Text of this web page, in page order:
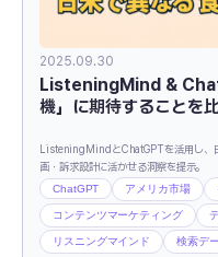
2025.09.30
ListeningMind &
機」に期待することを
ListeningMindとChatGPTを活用し、
画・訴求設計に活かせる洞察を提示。
ChatGPT アメリカ市場
コンテンツマーケティング
リスニングマインド 検索デ